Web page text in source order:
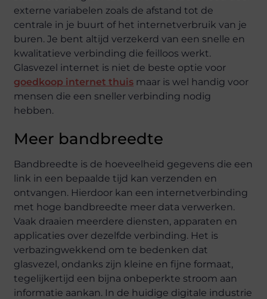
externe variabelen zoals de afstand tot de
centrale in je buurt of het internetverbruik van je
buren. Je bent altijd verzekerd van een snelle en
kwalitatieve verbinding die feilloos werkt.
Glasvezel internet is niet de beste optie voor
goedkoop internet thuis maar is wel handig voor
mensen die een sneller verbinding nodig
hebben.
Meer bandbreedte
Bandbreedte is de hoeveelheid gegevens die een
link in een bepaalde tijd kan verzenden en
ontvangen. Hierdoor kan een internetverbinding
met hoge bandbreedte meer data verwerken.
Vaak draaien meerdere diensten, apparaten en
applicaties over dezelfde verbinding. Het is
verbazingwekkend om te bedenken dat
glasvezel, ondanks zijn kleine en fijne formaat,
tegelijkertijd een bijna onbeperkte stroom aan
informatie aankan. In de huidige digitale industrie